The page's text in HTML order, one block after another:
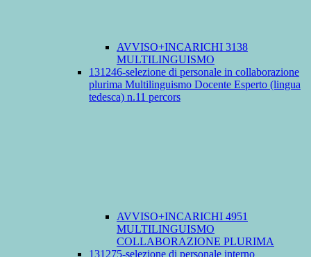
AVVISO+INCARICHI 3138
MULTILINGUISMO
131246-selezione di personale in collaborazione
plurima Multilinguismo Docente Esperto (lingua
tedesca) n.11 percors
AVVISO+INCARICHI 4951
MULTILINGUISMO
COLLABORAZIONE PLURIMA
131275-selezione di personale interno